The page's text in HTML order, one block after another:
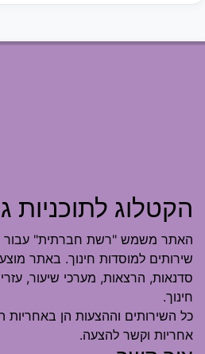
הקטלוג לתוכניות
האתר משמש "רשת חברתית" עבור
שירותים למוסדות חינוך. באתר
סדנאות, הרצאות, מערכי שיעור,
חינוך.
כל השירותים וההצעות הן באחריות
אחריות וקשר להצעה.